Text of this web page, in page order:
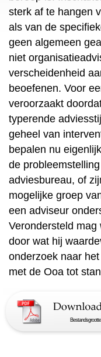
sterk af te hangen
als van de
geen algemeen
niet
verscheidenheid
beoefenen. Voor
veroorzaakt
typerende
geheel van
bepalen nu
de
adviesbureau, of
mogelijke groep
een adviseur
Verondersteld
door wat hij
onderzoek naar
met de Ooa tot